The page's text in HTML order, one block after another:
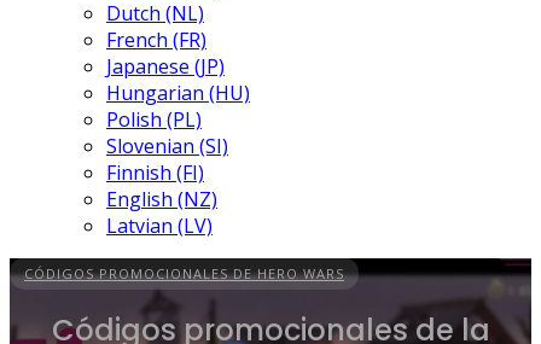
Dutch (NL)
French (FR)
Japanese (JP)
Hungarian (HU)
Polish (PL)
Slovenian (SI)
Finnish (FI)
English (NZ)
Latvian (LV)
CÓDIGOS PROMOCIONALES DE HERO WARS
Códigos promocionales de la